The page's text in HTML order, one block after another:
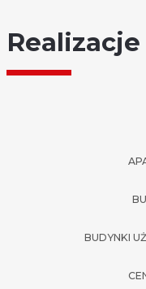
Realizacje
BUDYNKI